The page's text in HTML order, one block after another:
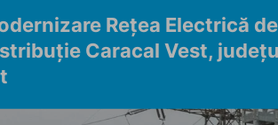
Rețea Electrică de
Caracal Vest,